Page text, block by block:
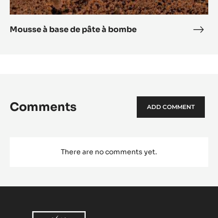
de
Mousse à base de pâte à bombe
de
base
pâte